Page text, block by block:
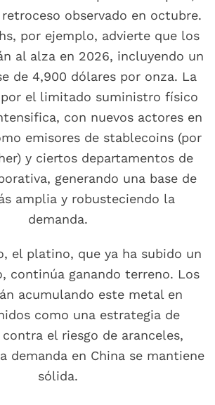
observado en octubre.
por ejemplo, advierte que los
al alza en 2026, incluyendo un
de 4,900 dólares por onza. La
el limitado suministro físico
con nuevos actores en
emisores de stablecoins (por
y ciertos departamentos de
generando una base de
amplia y robusteciendo la
demanda.
el platino, que ya ha subido un
continúa ganando terreno. Los
acumulando este metal en
como una estrategia de
el riesgo de aranceles,
demanda en China se mantiene
sólida.